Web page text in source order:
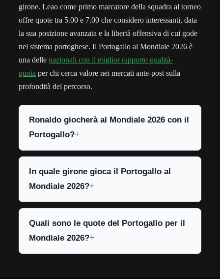
girone. Leao come primo marcatore della squadra al torneo
offre quote tra 5.00 e 7.00 che considero interessanti, data
la sua posizione avanzata e la libertà offensiva di cui gode
nel sistema portoghese. Il Portogallo al Mondiale 2026 è
una dellenazionali con il miglior rapporto qualità-
quota per chi cerca valore nei mercati ante-post sulla
profondità del percorso.
Ronaldo giocherà al Mondiale 2026 con il
Portogallo?
In quale girone gioca il Portogallo al
Mondiale 2026?
Quali sono le quote del Portogallo per il
Mondiale 2026?